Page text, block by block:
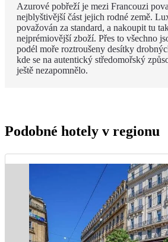
Azurové pobřeží je mezi Francouzi
nejblyštivější část jejich rodné země.
považován za standard, a nakoupit tu
nejprémiovější zboží. Přes to všechno
podél moře roztroušeny desítky
kde se na autentický středomořský
ještě nezapomnělo.
Podobné hotely v regionu